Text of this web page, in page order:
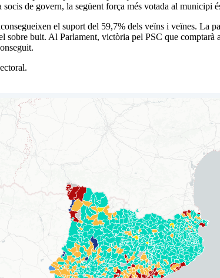
de govern, la següent força més votada al municipi
el suport del 59,7% dels veïns i veïnes. La
buit. Al Parlament, victòria pel PSC que